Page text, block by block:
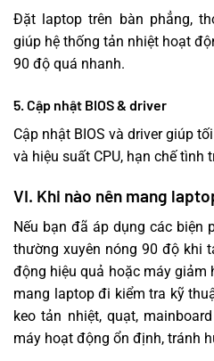
Đặt laptop trên bàn phẳng,
giúp hệ thống tản nhiệt hoạt
90 độ quá nhanh.
5. Cập nhật BIOS & driver
Cập nhật BIOS và driver giúp
và hiệu suất CPU, hạn chế tình
VI. Khi nào nên mang
Nếu bạn đã áp dụng các biện
thường xuyên nóng 90 độ khi
động hiệu quả hoặc máy giảm
mang laptop đi kiểm tra kỹ
keo tản nhiệt, quạt,
máy hoạt động ổn định, tránh